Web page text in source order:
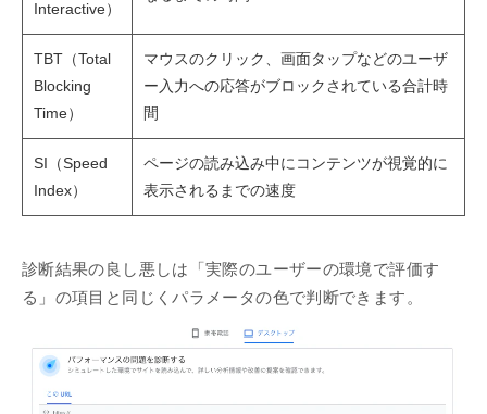
Interactive）
TBT（Total
Blocking
Time）
マウスのクリック、画面タップなどのユーザ
ー入力への応答がブロックされている合計時
間
SI（Speed
Index）
ページの読み込み中にコンテンツが視覚的に
表示されるまでの速度
診断結果の良し悪しは「実際のユーザーの環境で評価す
る」の項目と同じくパラメータの色で判断できます。